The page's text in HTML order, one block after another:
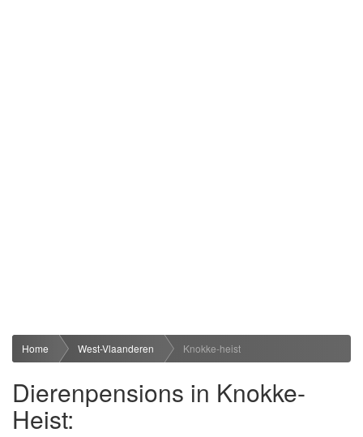
Home West-Vlaanderen Knokke-heist
Dierenpensions in Knokke-
Heist: